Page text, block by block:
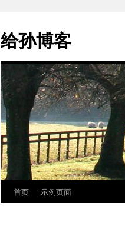
正
文
给孙博客
首页 示例页面